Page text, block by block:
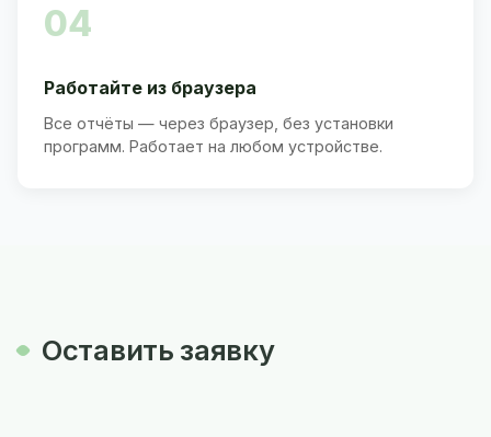
04
Работайте из браузера
Все отчёты — через браузер, без установки
программ. Работает на любом устройстве.
Оставить заявку